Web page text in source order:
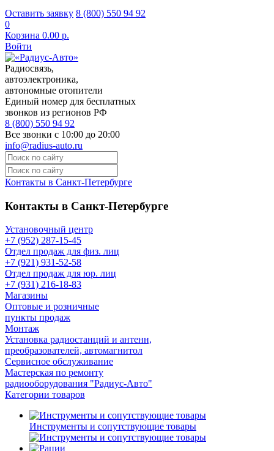
Оставить заявку 8 (800) 550 94 92
0
Корзина 0.00 р.
Войти
Радиосвязь,
автоэлектроника,
автономные отопители
Единый номер для бесплатных
звонков из регионов РФ
8 (800) 550 94 92
Все звонки с 10:00 до 20:00
info@radius-auto.ru
Контакты в Санкт-Петербурге
Контакты в Санкт-Петербурге
Установочный центр
+7 (952) 287-15-45
Отдел продаж для физ. лиц
+7 (921) 931-52-58
Отдел продаж для юр. лиц
+7 (931) 216-18-83
Магазины
Оптовые и розничные
пункты продаж
Монтаж
Установка радиостанций и антенн,
преобразователей, автомагнитол
Сервисное обслуживание
Мастерская по ремонту
радиооборудования "Радиус-Авто"
Категории товаров
Инструменты и сопутствующие товары